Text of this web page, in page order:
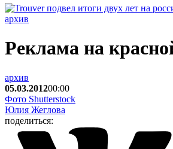
архив
Реклама на
архив
05.03.201200:00
Фото Shutterstock
Юлия Жеглова
поделиться: